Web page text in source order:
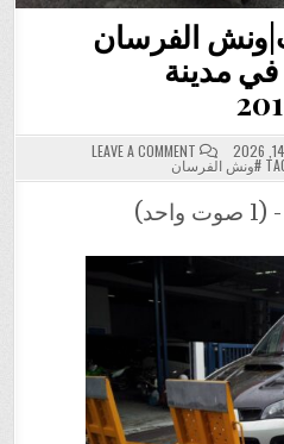
الفرسان
مدينة
LEAVE A COMMENT
ON
ونش
انقاذ
#ونش الفرسان